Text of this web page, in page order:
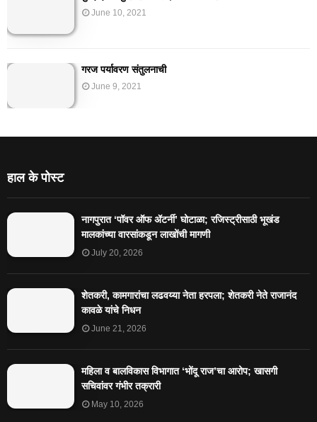
June 10, 2021
गरज पर्यावरण संतुलनाची
June 9, 2021
हाल के पोस्ट
नागपुरात ‘पॉवर ऑफ ॲटर्नी’ घोटाळा; रजिस्ट्रीसाठी भूखंड
मालकांच्या वारसांकडून लाखोंची मागणी
July 20, 2026
शेतकरी, कामगारांचा लढवय्या नेता हरपला; शेतकरी नेते राजानंद
कावळे यांचे निधन
June 21, 2026
महिला व बालविकास विभागात ‘भोंदू राज’चा आरोप; खासगी
सचिवांवर गंभीर तक्रारी
May 10, 2026